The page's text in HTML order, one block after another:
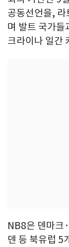
공동선언을, 라
며 발트 국가들
크라이나 일간
NB8은 덴마크
덴 등 북유럽 5